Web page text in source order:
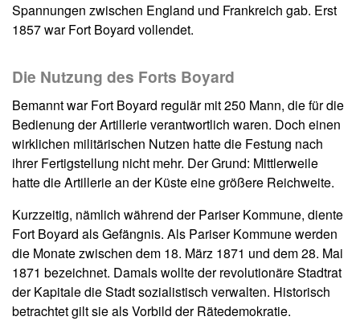
Spannungen zwischen England und Frankreich gab. Erst
1857 war Fort Boyard vollendet.
Die Nutzung des Forts Boyard
Bemannt war Fort Boyard regulär mit 250 Mann, die für die
Bedienung der Artillerie verantwortlich waren. Doch einen
wirklichen militärischen Nutzen hatte die Festung nach
ihrer Fertigstellung nicht mehr. Der Grund: Mittlerweile
hatte die Artillerie an der Küste eine größere Reichweite.
Kurzzeitig, nämlich während der Pariser Kommune, diente
Fort Boyard als Gefängnis. Als Pariser Kommune werden
die Monate zwischen dem 18. März 1871 und dem 28. Mai
1871 bezeichnet. Damals wollte der revolutionäre Stadtrat
der Kapitale die Stadt sozialistisch verwalten. Historisch
betrachtet gilt sie als Vorbild der Rätedemokratie.